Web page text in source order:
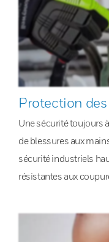
Protection
Une sécurité toujours
de blessures aux
sécurité industriels
résistantes aux